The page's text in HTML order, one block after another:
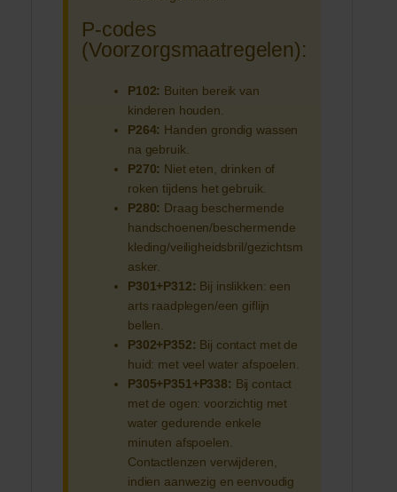
P-codes
(Voorzorgsmaatregelen):
P102: Buiten bereik van
kinderen houden.
P264: Handen grondig wassen
na gebruik.
P270: Niet eten, drinken of
roken tijdens het gebruik.
P280: Draag beschermende
handschoenen/beschermende
kleding/veiligheidsbril/gezichtsm
asker.
P301+P312: Bij inslikken: een
arts raadplegen/een giflijn
bellen.
P302+P352: Bij contact met de
huid: met veel water afspoelen.
P305+P351+P338: Bij contact
met de ogen: voorzichtig met
water gedurende enkele
minuten afspoelen.
Contactlenzen verwijderen,
indien aanwezig en eenvoudig